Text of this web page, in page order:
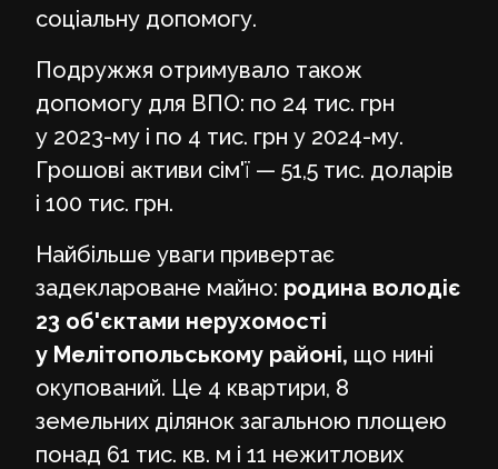
соціальну допомогу.
Подружжя отримувало також
допомогу для ВПО: по 24 тис. грн
у 2023-му і по 4 тис. грн у 2024-му.
Грошові активи сім'ї — 51,5 тис. доларів
і 100 тис. грн.
Найбільше уваги привертає
задеклароване майно: родина володіє
23 об'єктами нерухомості
у Мелітопольському районі, що нині
окупований. Це 4 квартири, 8
земельних ділянок загальною площею
понад 61 тис. кв. м і 11 нежитлових